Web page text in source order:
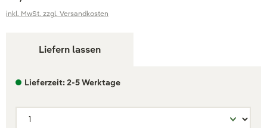
inkl. MwSt. zzgl. Versandkosten
Liefern lassen
Lieferzeit: 2-5 Werktage